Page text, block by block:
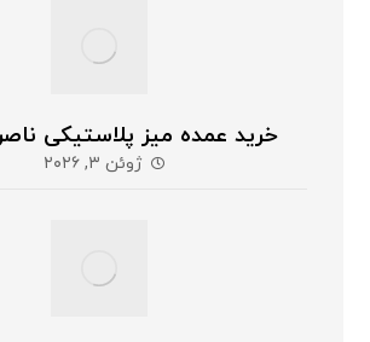
خرید عمده میز پلاستیکی ناصر
ژوئن ۳, ۲۰۲۶